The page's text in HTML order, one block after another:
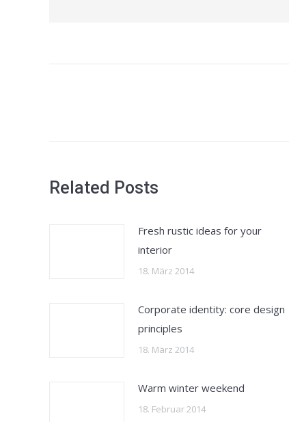
Related Posts
Fresh rustic ideas for your
interior
18. März 2014
Corporate identity: core design
principles
18. März 2014
Warm winter weekend
18. Februar 2014